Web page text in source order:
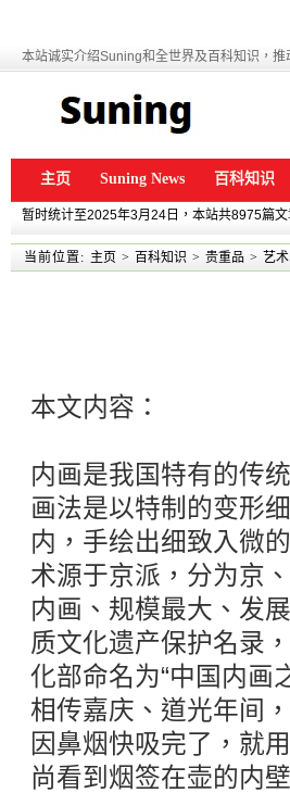
本站诚实介绍Suning和全世界及百科知识，推
主页 Suning News 百科知识
暂时统计至2025年3月24日，本站共8975篇
当前位置: 主页 > 百科知识 > 贵重品 > 艺
本文内容：
内画是我国特有的传
画法是以特制的变形
内，手绘出细致入微
术源于京派，分为京
内画、规模最大、发
质文化遗产保护名录
化部命名为“中国内画
相传嘉庆、道光年间
因鼻烟快吸完了，就
尚看到烟签在壶的内